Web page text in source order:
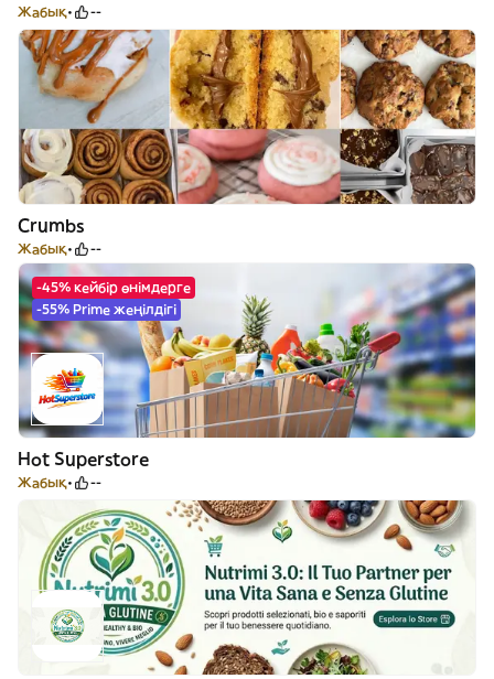
Жабық --
Crumbs
Жабық --
-45% кейбір өнімдерге
-55% Prime жеңілдігі
Hot Superstore
Жабық --